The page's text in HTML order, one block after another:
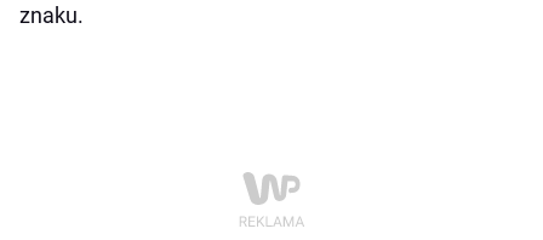
znaku.